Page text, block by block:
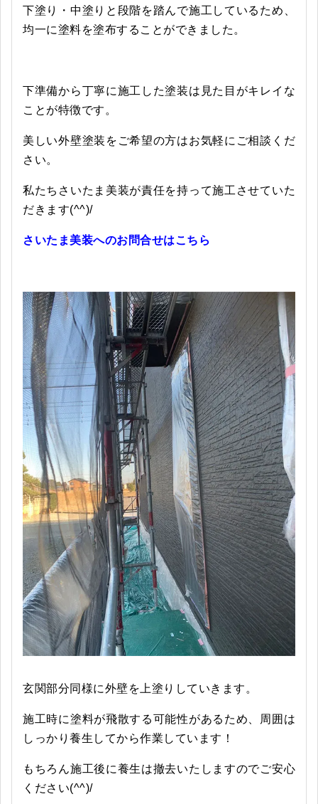
下塗り・中塗りと段階を踏んで施工しているため、
均一に塗料を塗布することができました。
下準備から丁寧に施工した塗装は見た目がキレイな
ことが特徴です。
美しい外壁塗装をご希望の方はお気軽にご相談くだ
さい。
私たちさいたま美装が責任を持って施工させていた
だきます(^^)/
さいたま美装へのお問合せはこちら
玄関部分同様に外壁を上塗りしていきます。
施工時に塗料が飛散する可能性があるため、周囲は
しっかり養生してから作業しています！
もちろん施工後に養生は撤去いたしますのでご安心
ください(^^)/